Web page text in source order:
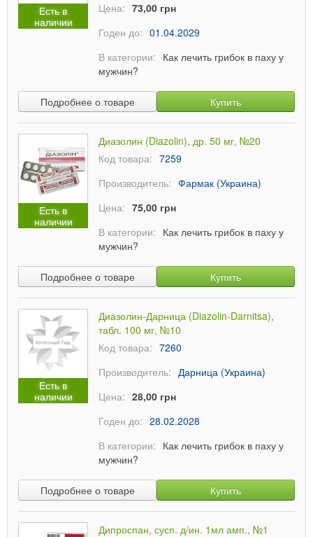
Есть в
наличии
Цена: 73,00 грн
Годен до: 01.04.2029
В категории: Как лечить грибок в паху у
мужчин?
Подробнее о товаре Купить
Есть в
наличии
Диазолин (Diazolin), др. 50 мг, №20
Код товара: 7259
Производитель: Фармак (Украина)
Цена: 75,00 грн
В категории: Как лечить грибок в паху у
мужчин?
Подробнее о товаре Купить
Есть в
наличии
Диазолин-Дарница (Diazolin-Darnitsa),
табл. 100 мг, №10
Код товара: 7260
Производитель: Дарница (Украина)
Цена: 28,00 грн
Годен до: 28.02.2028
В категории: Как лечить грибок в паху у
мужчин?
Подробнее о товаре Купить
Дипроспан, сусп. д/ин. 1мл амп., №1